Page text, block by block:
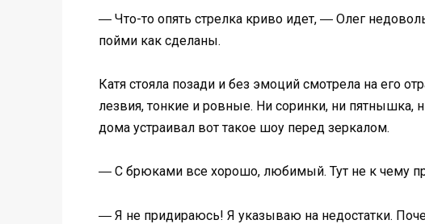
― Что-то опять стрелка криво идет, ― Олег
пойми как сделаны.
Катя стояла позади и без эмоций смотрела на его
лезвия, тонкие и ровные. Ни соринки, ни пятнышка,
дома устраивал вот такое шоу перед зеркалом.
― С брюками все хорошо, любимый. Тут не к чему
― Я не придираюсь! Я указываю на недостатки.